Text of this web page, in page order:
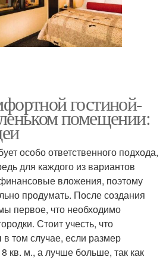
гостиной-
помещении:
особо ответственного подхода,
для каждого из вариантов
вложения, поэтому
продумать. После создания
первое, что необходимо
Стоит учесть, что
том случае, если размер
кв. м., а лучше больше, так как